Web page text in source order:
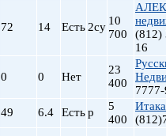
72 14 Есть 2су 10
700
(812)
16
0 0 Нет
23
400
49 6.4 Естьр
5
400
Итака